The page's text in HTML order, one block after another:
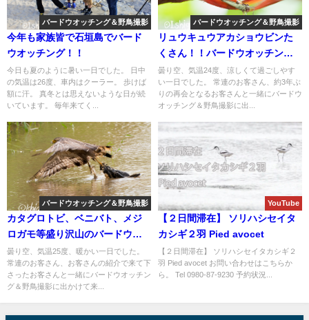
バードウオッチング＆野鳥撮影
今年も家族皆で石垣島でバード
ウオッチング！！
今日も夏のように暑い一日でした。 日中
の気温は26度、車内はクーラー。 歩けば
額に汗。 真冬とは思えないような日が続
いています。 毎年来てく...
バードウオッチング＆野鳥撮影
リュウキュウアカショウビンた
くさん！！バードウオッチング
＆野鳥撮影ガイド。
曇り空、気温24度、涼しくて過ごしやす
い一日でした。 常連のお客さん、約3年ぶ
りの再会となるお客さんと一緒にバードウ
オッチング＆野鳥撮影に出...
バードウオッチング＆野鳥撮影
カタグロトビ、ベニバト、メジ
ロガモ等盛り沢山のバードウオ
ッチング＆野鳥撮影ツアー!!
曇り空、気温25度、暖かい一日でした。
常連のお客さん、お客さんの紹介で来て下
さったお客さんと一緒にバードウオッチン
グ＆野鳥撮影に出かけて来...
YouTube
【２日間滞在】 ソリハシセイタ
カシギ２羽 Pied avocet
【２日間滞在】 ソリハシセイタカシギ２
羽 Pied avocet お問い合わせはこちらか
ら。 Tel 0980-87-9230 予約状況...